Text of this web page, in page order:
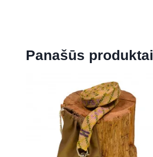
Panašūs produktai